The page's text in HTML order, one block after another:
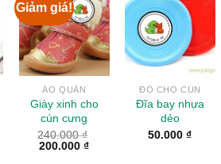
Giảm giá!Add to
Wishlist
ÁO QUẦN
Giày xinh cho
cún cưng
240.000₫
200.000₫
Add to
Wishlist
ĐỒ CHO CÚN
Đĩa bay nhựa
dẻo
50.000₫